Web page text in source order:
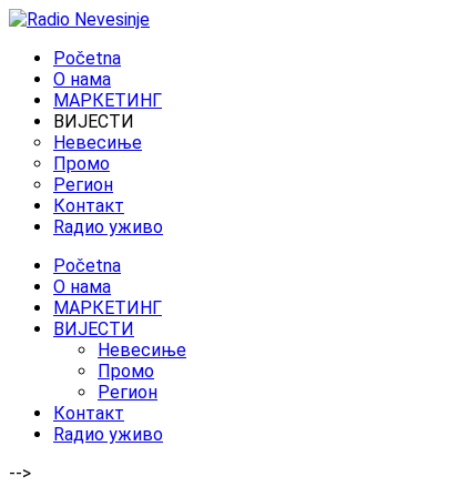
Početna
O нама
МАРКЕТИНГ
ВИЈЕСТИ
Невесиње
Промо
Регион
Контакт
Rадио уживо
Početna
O нама
МАРКЕТИНГ
ВИЈЕСТИ
Невесиње
Промо
Регион
Контакт
Rадио уживо
-->